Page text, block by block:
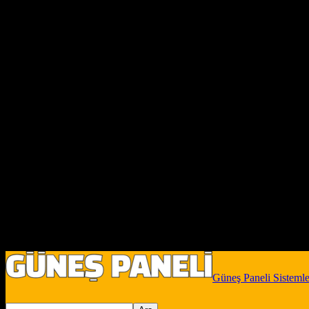
Güneş Paneli